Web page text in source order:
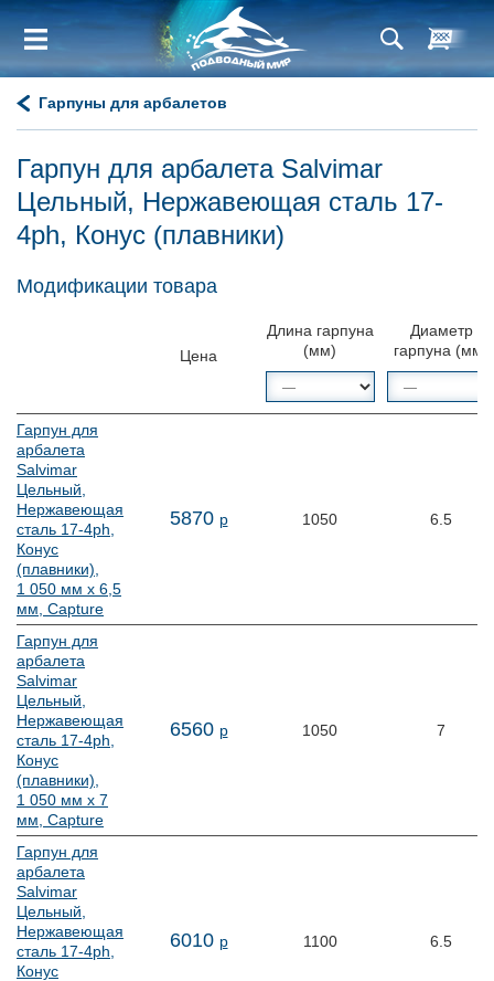
Гарпуны для арбалетов
Гарпун для арбалета Salvimar
Цельный, Нержавеющая сталь 17-
4ph, Конус (плавники)
Модификации товара
Цена
Длина гарпуна
(мм)
Диаметр
гарпуна (мм)
Гарпун для
арбалета
Salvimar
Цельный,
Нержавеющая
сталь 17-4ph,
Конус
(плавники),
1 050 мм х 6,5
мм, Capture
5870 р 1050 6.5
Гарпун для
арбалета
Salvimar
Цельный,
Нержавеющая
сталь 17-4ph,
Конус
(плавники),
1 050 мм х 7
мм, Capture
6560 р 1050 7
Гарпун для
арбалета
Salvimar
Цельный,
Нержавеющая
сталь 17-4ph,
Конус
6010 р 1100 6.5